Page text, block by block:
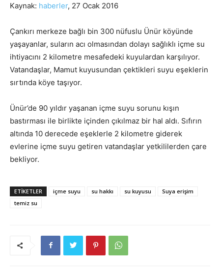
Kaynak: haberler, 27 Ocak 2016
Çankırı merkeze bağlı bin 300 nüfuslu Ünür köyünde
yaşayanlar, suların acı olmasından dolayı sağlıklı içme su
ihtiyacını 2 kilometre mesafedeki kuyulardan karşılıyor.
Vatandaşlar, Mamut kuyusundan çektikleri suyu eşeklerin
sırtında köye taşıyor.
Ünür’de 90 yıldır yaşanan içme suyu sorunu kışın
bastırması ile birlikte içinden çıkılmaz bir hal aldı. Sıfırın
altında 10 derecede eşeklerle 2 kilometre giderek
evlerine içme suyu getiren vatandaşlar yetkililerden çare
bekliyor.
ETIKETLER içme suyu su hakkı su kuyusu
Suya erişim
temiz su